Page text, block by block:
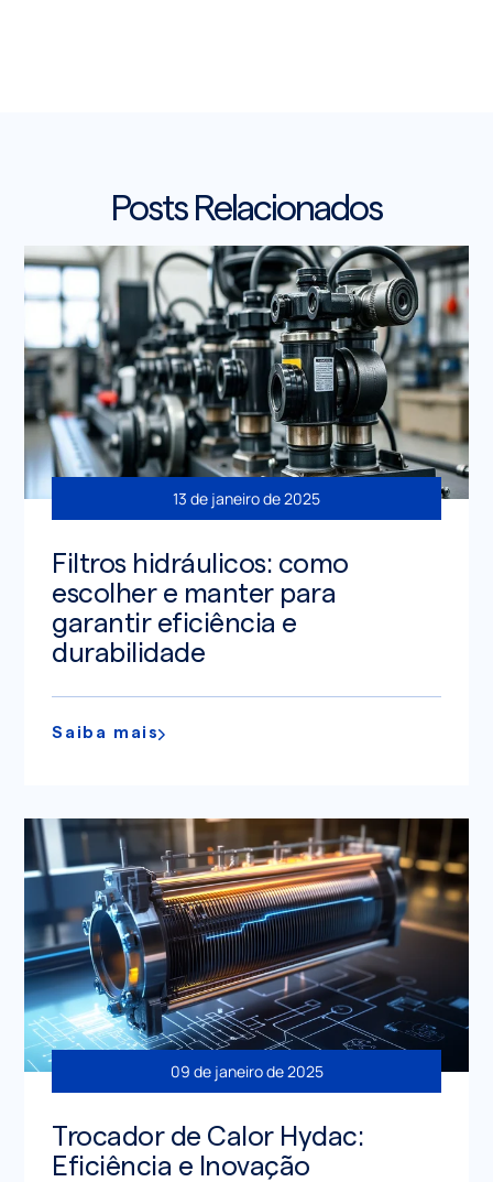
Posts Relacionados
13 de janeiro de 2025
Filtros hidráulicos: como
escolher e manter para
garantir eficiência e
durabilidade
Saiba mais
09 de janeiro de 2025
Trocador de Calor Hydac:
Eficiência e Inovação